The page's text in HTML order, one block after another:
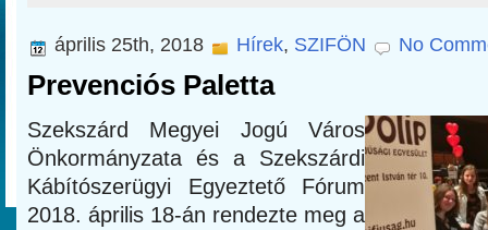
április 25th, 2018 Hírek, SZIFÖN No
Prevenciós Paletta
Szekszárd Megyei Jogú Város
Önkormányzata és a Szekszárdi
Kábítószerügyi Egyeztető Fórum
2018. április 18-án rendezte meg a